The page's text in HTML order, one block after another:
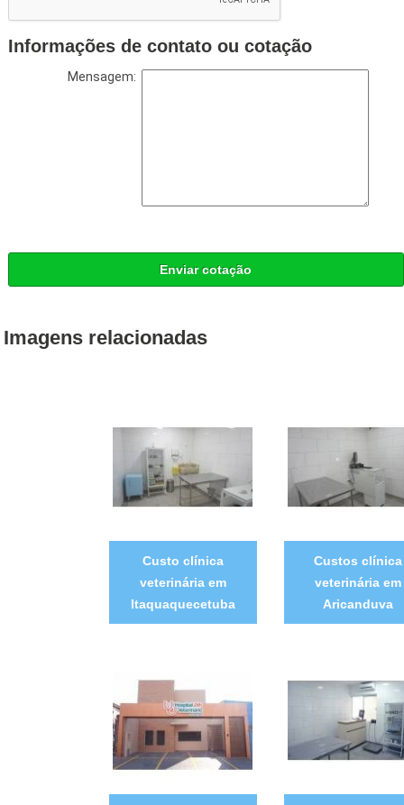
Informações de contato ou cotação
Mensagem:
Enviar cotação
Imagens relacionadas
Custo clínica
veterinária em
Itaquaquecetuba
Custos clínica
veterinária em
Aricanduva